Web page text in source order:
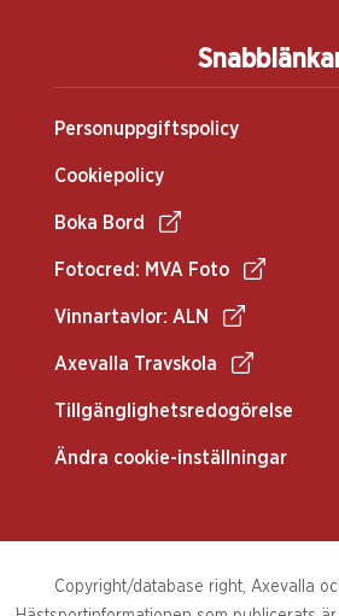
Personuppgiftspolicy
Cookiepolicy
Boka Bord
Fotocred: MVA Foto
Vinnartavlor: ALN
Axevalla Travskola
Tillgänglighetsredogörelse
Ändra cookie-inställningar
Copyright/database right, Axevalla